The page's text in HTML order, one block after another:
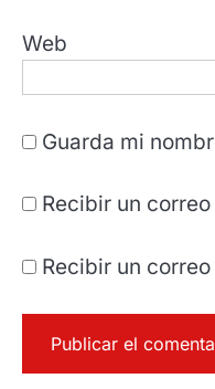
Web
Guarda mi
Recibir un
Recibir un